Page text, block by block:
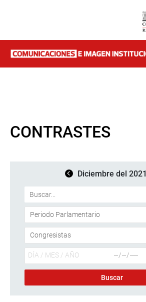
CONTRASTES
Diciembre del 2021